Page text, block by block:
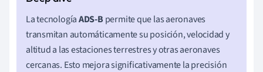
La tecnologíaADS-B permite que las aeronaves
transmitan automáticamente su posición, velocidad y
altitud a las estaciones terrestres y otras aeronaves
cercanas. Esto mejora significativamente la precisión